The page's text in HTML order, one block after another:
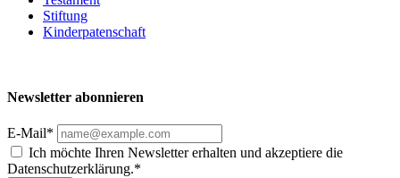
Stiftung
Kinderpatenschaft
Newsletter abonnieren
E-Mail*
Ich möchte Ihren Newsletter erhalten und akzeptiere die
Datenschutzerklärung.*